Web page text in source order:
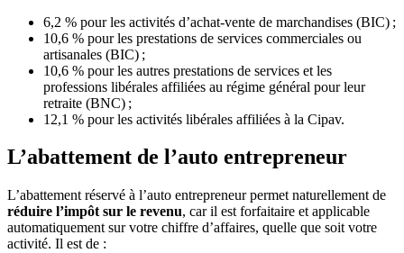
6,2 % pour les activités d’achat-vente de marchandises (BIC) ;
10,6 % pour les prestations de services commerciales ou
artisanales (BIC) ;
10,6 % pour les autres prestations de services et les
professions libérales affiliées au régime général pour leur
retraite (BNC) ;
12,1 % pour les activités libérales affiliées à la Cipav.
L’abattement de l’auto entrepreneur
L’abattement réservé à l’auto entrepreneur permet naturellement de
réduire l’impôt sur le revenu, car il est forfaitaire et applicable
automatiquement sur votre chiffre d’affaires, quelle que soit votre
activité. Il est de :